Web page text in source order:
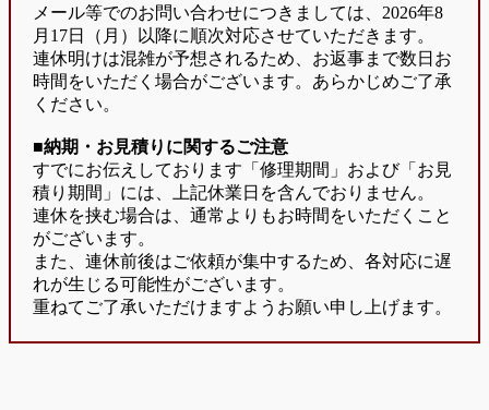
メール等でのお問い合わせにつきましては、2026年8
月17日（月）以降に順次対応させていただきます。
連休明けは混雑が予想されるため、お返事まで数日お
時間をいただく場合がございます。あらかじめご了承
ください。
■納期・お見積りに関するご注意
すでにお伝えしております「修理期間」および「お見
積り期間」には、上記休業日を含んでおりません。
連休を挟む場合は、通常よりもお時間をいただくこと
がございます。
また、連休前後はご依頼が集中するため、各対応に遅
れが生じる可能性がございます。
重ねてご了承いただけますようお願い申し上げます。